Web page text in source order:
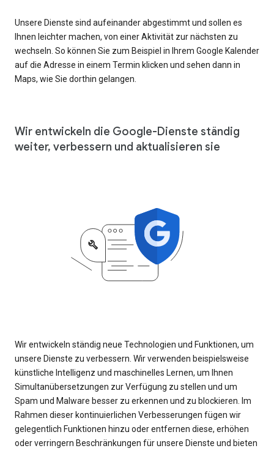
Unsere Dienste sind aufeinander abgestimmt und sollen es
Ihnen leichter machen, von einer Aktivität zur nächsten zu
wechseln. So können Sie zum Beispiel in Ihrem Google Kalender
auf die Adresse in einem Termin klicken und sehen dann in
Maps, wie Sie dorthin gelangen.
Wir entwickeln die Google-Dienste ständig
weiter, verbessern und aktualisieren sie
Wir entwickeln ständig neue Technologien und Funktionen, um
unsere Dienste zu verbessern. Wir verwenden beispielsweise
künstliche Intelligenz und maschinelles Lernen, um Ihnen
Simultanübersetzungen zur Verfügung zu stellen und um
Spam und Malware besser zu erkennen und zu blockieren. Im
Rahmen dieser kontinuierlichen Verbesserungen fügen wir
gelegentlich Funktionen hinzu oder entfernen diese, erhöhen
oder verringern Beschränkungen für unsere Dienste und bieten